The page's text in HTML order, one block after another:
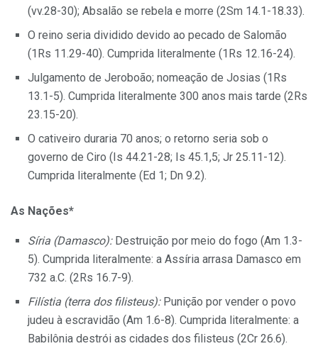
(vv.28-30); Absalão se rebela e morre (2Sm 14.1-18.33).
O reino seria dividido devido ao pecado de Salomão
(1Rs 11.29-40). Cumprida literalmente (1Rs 12.16-24).
Julgamento de Jeroboão; nomeação de Josias (1Rs
13.1-5). Cumprida literalmente 300 anos mais tarde (2Rs
23.15-20).
O cativeiro duraria 70 anos; o retorno seria sob o
governo de Ciro (Is 44.21-28; Is 45.1,5; Jr 25.11-12).
Cumprida literalmente (Ed 1; Dn 9.2).
As Nações*
Síria (Damasco):Destruição por meio do fogo (Am 1.3-
5). Cumprida literalmente: a Assíria arrasa Damasco em
732 a.C. (2Rs 16.7-9).
Filístia (terra dos filisteus):Punição por vender o povo
judeu à escravidão (Am 1.6-8). Cumprida literalmente: a
Babilônia destrói as cidades dos filisteus (2Cr 26.6).